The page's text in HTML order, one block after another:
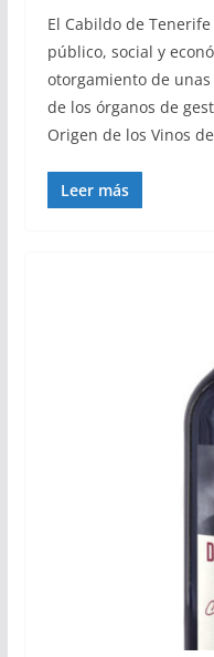
El Cabildo de
público, social y
otorgamiento de
de los órganos de
Origen de los Vinos
Leer más